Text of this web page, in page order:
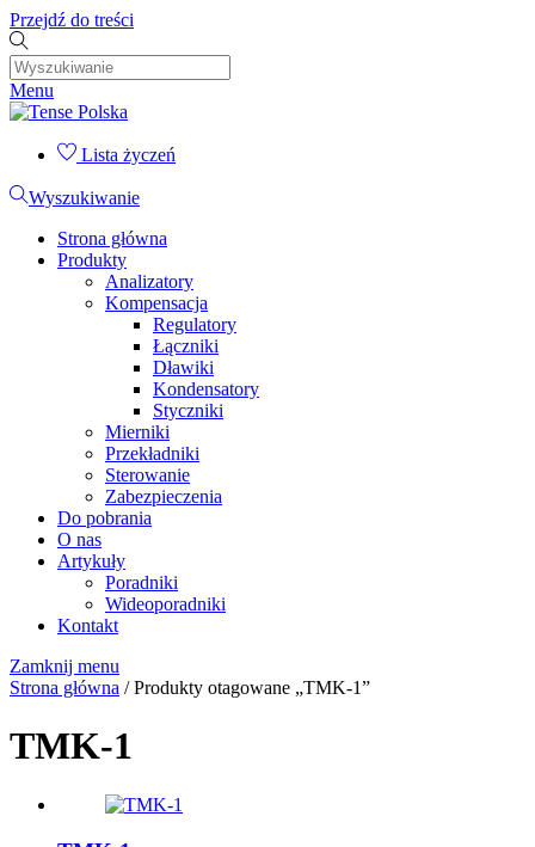
Przejdź do treści
Menu
Lista życzeń
Wyszukiwanie
Strona główna
Produkty
Analizatory
Kompensacja
Regulatory
Łączniki
Dławiki
Kondensatory
Styczniki
Mierniki
Przekładniki
Sterowanie
Zabezpieczenia
Do pobrania
O nas
Artykuły
Poradniki
Wideoporadniki
Kontakt
Zamknij menu
Strona główna / Produkty otagowane „TMK-1”
TMK-1